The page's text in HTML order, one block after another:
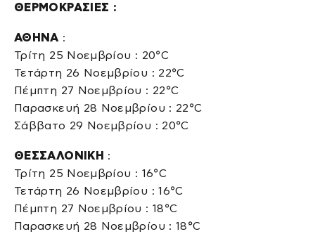
ΘΕΡΜΟΚΡΑΣΙΕΣ :
ΑΘΗΝΑ :
Τρίτη 25 Νοεμβρίου : 20°C
Τετάρτη 26 Νοεμβρίου : 22°C
Πέμπτη 27 Νοεμβρίου : 22°C
Παρασκευή 28 Νοεμβρίου : 22°C
Σάββατο 29 Νοεμβρίου : 20°C
ΘΕΣΣΑΛΟΝΙΚΗ :
Τρίτη 25 Νοεμβρίου : 16°C
Τετάρτη 26 Νοεμβρίου : 16°C
Πέμπτη 27 Νοεμβρίου : 18°C
Παρασκευή 28 Νοεμβρίου : 18°C